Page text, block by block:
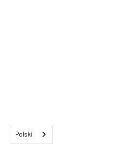
Polski